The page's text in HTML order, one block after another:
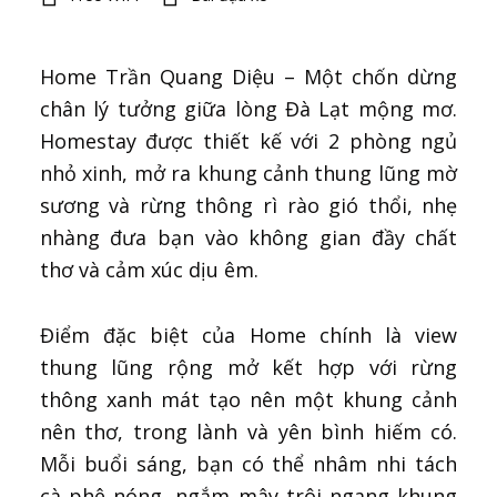
Home Trần Quang Diệu – Một chốn dừng
chân lý tưởng giữa lòng Đà Lạt mộng mơ.
Homestay được thiết kế với 2 phòng ngủ
nhỏ xinh, mở ra khung cảnh thung lũng mờ
sương và rừng thông rì rào gió thổi, nhẹ
nhàng đưa bạn vào không gian đầy chất
thơ và cảm xúc dịu êm.
Điểm đặc biệt của Home chính là view
thung lũng rộng mở kết hợp với rừng
thông xanh mát tạo nên một khung cảnh
nên thơ, trong lành và yên bình hiếm có.
Mỗi buổi sáng, bạn có thể nhâm nhi tách